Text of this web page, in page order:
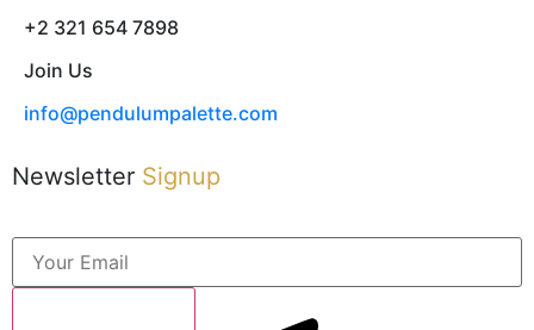
+2 321 654 7898
Join Us
info@pendulumpalette.com
Newsletter Signup